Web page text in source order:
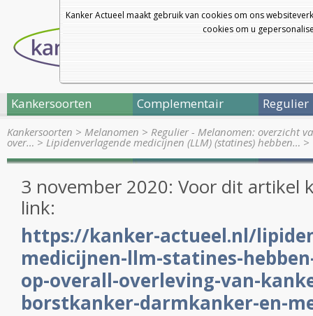
Kanker Actueel maakt gebruik van cookies om ons
cookies om u
Kankersoorten Complementair Regulier
Kankersoorten > Melanomen > Regulier - Melanomen: overzicht
over… > Lipidenverlagende medicijnen (LLM) (statines) hebben… >
3 november 2020: Voor dit artikel
link:
https://kanker-actueel.nl/
medicijnen-llm-statines-
op-overall-overleving-van-
borstkanker-darmkanker-en-